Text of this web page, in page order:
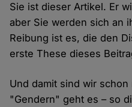
Sie ist dieser Artikel. Er
aber Sie werden sich an
Reibung ist es, die den
erste These dieses
Und damit sind wir schon
"Gendern" geht es – so